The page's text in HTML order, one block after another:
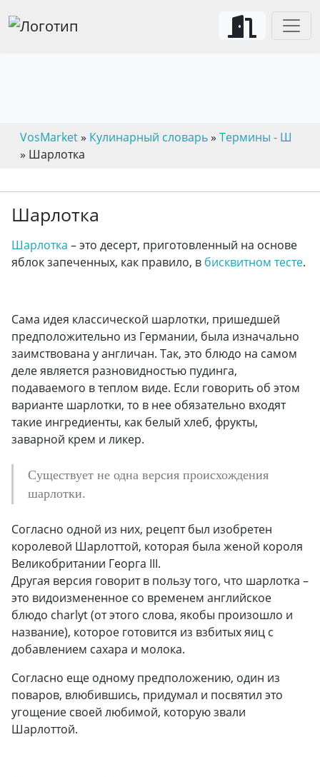
VosMarket» Кулинарный словарь» Термины - Ш
» Шарлотка
Шарлотка
Шарлотка – это десерт, приготовленный на основе
яблок запеченных, как правило, в бисквитном тесте.
Сама идея классической шарлотки, пришедшей
предположительно из Германии, была изначально
заимствована у англичан. Так, это блюдо на самом
деле является разновидностью пудинга,
подаваемого в теплом виде. Если говорить об этом
варианте шарлотки, то в нее обязательно входят
такие ингредиенты, как белый хлеб, фрукты,
заварной крем и ликер.
Существует не одна версия происхождения
шарлотки.
Согласно одной из них, рецепт был изобретен
королевой Шарлоттой, которая была женой короля
Великобритании Георга III.
Другая версия говорит в пользу того, что шарлотка –
это видоизмененное со временем английское
блюдо charlyt (от этого слова, якобы произошло и
название), которое готовится из взбитых яиц с
добавлением сахара и молока.
Согласно еще одному предположению, один из
поваров, влюбившись, придумал и посвятил это
угощение своей любимой, которую звали
Шарлоттой.